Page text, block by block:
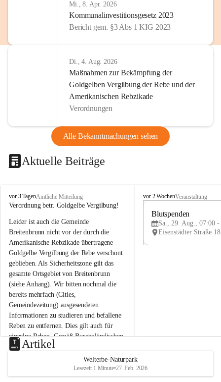
Mi., 8. Apr. 2026
Kommunalinvestitionsgesetz 2023
Bericht gem. §3 Abs 1 KIG 2023
Di., 4. Aug. 2026
Maßnahmen zur Bekämpfung der
Goldgelben Vergilbung der Rebe und der
Amerikanischen Rebzikade
Verordnungen
Alle Bekanntmachungen sehen
Aktuelle Beiträge
B
r
i
t
e
n
b
r
u
n
n
a
m
N
e
u
s
d
vor 3 TagenAmtliche Mitteilung
Verordnung betr. Goldgelbe Vergilbung!
Leider ist auch die Gemeinde
Breitenbrunn nicht vor der durch die
Amerikanische Rebzikade übertragene
Goldgelbe Vergilbung der Rebe verschont
geblieben. Als Sicherheitszone gilt das
gesamte Ortsgebiet von Breitenbrunn
(siehe Anhang). Wir bitten nochmal die
bereits mehrfach (Cities,
Gemeindezeitung) ausgesendeten
Informationen zu studieren und befallene
Reben zu entfernen. Dies gilt auch für
einzelne Reben. Gemäß Burgenländischen
Weinbaugesetz sind nicht gepflegte oder
unzulässige Weingärten zu roden! Bitte
helfen wir zusammen um unsere Winzer
vor den prognostizierten Ernteausfällen
B
e
u
e
d
vor 2 WochenVeranstaltung
Blutspenden
Sa., 29. Aug., 07:00 -
Artikel
Welterbe-Naturpark
Lesezeit 1 Minute•27. Feb. 2026